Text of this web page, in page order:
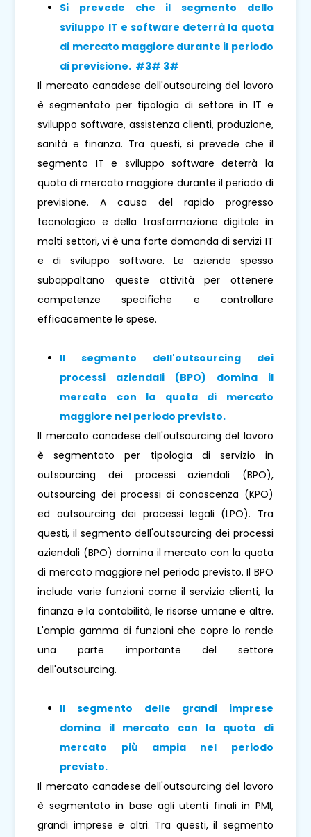
Si prevede che il segmento dello
sviluppo IT e software deterrà la quota
di mercato maggiore durante il periodo
di previsione. #3# 3#
Il mercato canadese dell'outsourcing del lavoro
è segmentato per tipologia di settore in IT e
sviluppo software, assistenza clienti, produzione,
sanità e finanza. Tra questi, si prevede che il
segmento IT e sviluppo software deterrà la
quota di mercato maggiore durante il periodo di
previsione. A causa del rapido progresso
tecnologico e della trasformazione digitale in
molti settori, vi è una forte domanda di servizi IT
e di sviluppo software. Le aziende spesso
subappaltano queste attività per ottenere
competenze specifiche e controllare
efficacemente le spese.
Il segmento dell'outsourcing dei
processi aziendali (BPO) domina il
mercato con la quota di mercato
maggiore nel periodo previsto.
Il mercato canadese dell'outsourcing del lavoro
è segmentato per tipologia di servizio in
outsourcing dei processi aziendali (BPO),
outsourcing dei processi di conoscenza (KPO)
ed outsourcing dei processi legali (LPO). Tra
questi, il segmento dell'outsourcing dei processi
aziendali (BPO) domina il mercato con la quota
di mercato maggiore nel periodo previsto. Il BPO
include varie funzioni come il servizio clienti, la
finanza e la contabilità, le risorse umane e altre.
L'ampia gamma di funzioni che copre lo rende
una parte importante del settore
dell'outsourcing.
Il segmento delle grandi imprese
domina il mercato con la quota di
mercato più ampia nel periodo
previsto.
Il mercato canadese dell'outsourcing del lavoro
è segmentato in base agli utenti finali in PMI,
grandi imprese e altri. Tra questi, il segmento